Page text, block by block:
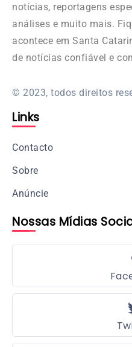
notícias, reportagens
análises e muito mais.
acontece em Santa
de notícias confiável e
© 2023, todos direitos
Links
Contacto
Sobre
Anúncie
Nossas Mídias